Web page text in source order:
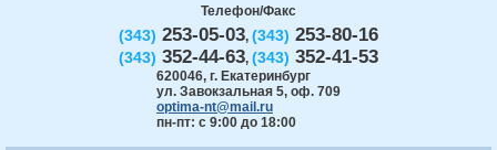
Телефон/Факс
(343) 253-05-03, (343) 253-80-16
(343) 352-44-63, (343) 352-41-53
620046, г. Екатеринбург
ул. Завокзальная 5, оф. 709
optima-nt@mail.ru
пн-пт: с 9:00 до 18:00